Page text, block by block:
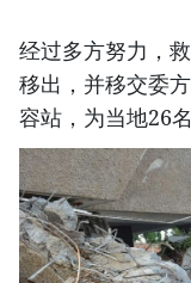
经过多方努力，
移出，并移交委
容站，为当地26